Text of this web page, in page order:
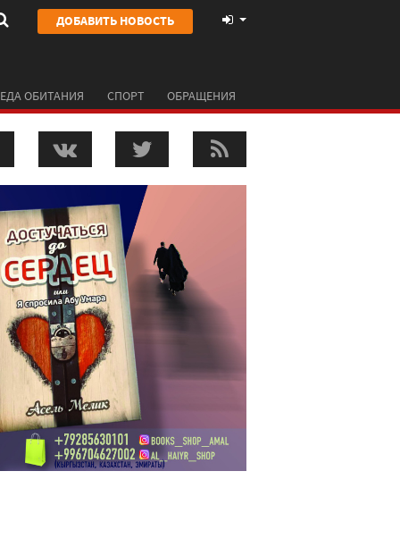
ДОБАВИТЬ НОВОСТЬ
ОБИТАНИЯ СПОРТ ОБРАЩЕНИЯ